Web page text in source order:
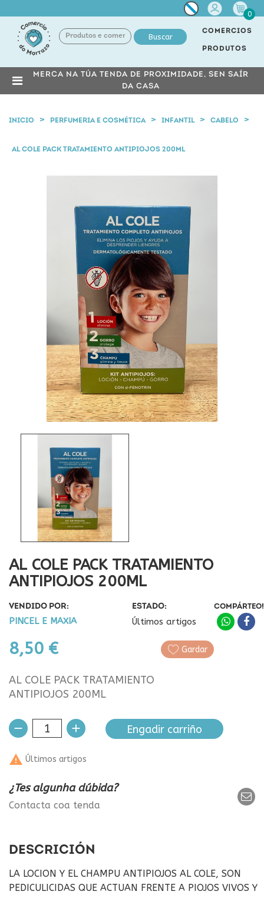
Miña
conta
0
Buscar
COMERCIOS
PRODUTOS
MERCA NA TÚA TENDA DE PROXIMIDADE, SEN SAÍR
DA CASA
INICIO PERFUMERIA E COSMÉTICA INFANTIL CABELO
AL COLE PACK TRATAMIENTO ANTIPIOJOS 200ML
AL COLE PACK TRATAMIENTO
ANTIPIOJOS 200ML
VENDIDO POR:
PINCEL E MAXIA
ESTADO:
Últimos artigos
8,50 €
COMPÁRTEO!
Gardar
AL COLE PACK TRATAMIENTO
ANTIPIOJOS 200ML
Engadir carriño
 Últimos artigos
¿Tes algunha dúbida?
Contacta coa tenda
DESCRICIÓN
LA LOCION Y EL CHAMPU ANTIPIOJOS AL COLE, SON
PEDICULICIDAS QUE ACTUAN FRENTE A PIOJOS VIVOS Y